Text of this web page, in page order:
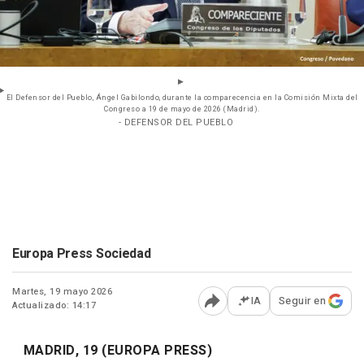
El Defensor del Pueblo, Ángel Gabilondo, durante la comparecencia en la Comisión Mixta del
Congreso a 19 de mayo de 2026 (Madrid).
- DEFENSOR DEL PUEBLO
Europa Press Sociedad
Martes, 19 mayo 2026
Actualizado: 14:17
Abrir opciones para
IA Seguir en
MADRID, 19 (EUROPA PRESS)